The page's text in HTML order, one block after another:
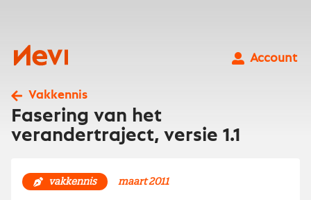
Nevi
Account
Vakkennis
Fasering van het
verandertraject, versie 1.1
vakkennis maart 2011